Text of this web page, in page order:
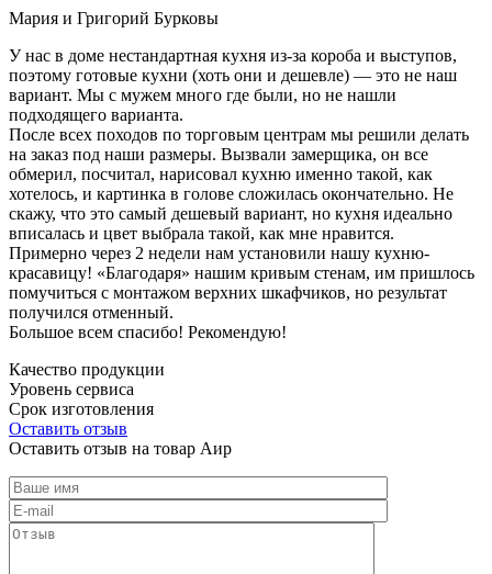
Мария и Григорий Бурковы
У нас в доме нестандартная кухня из-за короба и выступов,
поэтому готовые кухни (хоть они и дешевле) — это не наш
вариант. Мы с мужем много где были, но не нашли
подходящего варианта.
После всех походов по торговым центрам мы решили делать
на заказ под наши размеры. Вызвали замерщика, он все
обмерил, посчитал, нарисовал кухню именно такой, как
хотелось, и картинка в голове сложилась окончательно. Не
скажу, что это самый дешевый вариант, но кухня идеально
вписалась и цвет выбрала такой, как мне нравится.
Примерно через 2 недели нам установили нашу кухню-
красавицу! «Благодаря» нашим кривым стенам, им пришлось
помучиться с монтажом верхних шкафчиков, но результат
получился отменный.
Большое всем спасибо! Рекомендую!
Качество продукции
Уровень сервиса
Срок изготовления
Оставить отзыв
Оставить отзыв на товар Аир